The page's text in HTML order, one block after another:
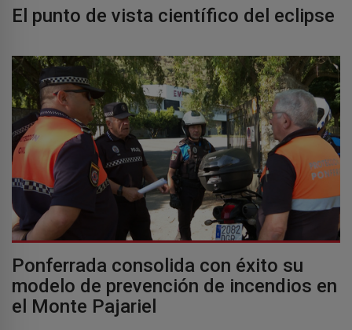
El punto de vista científico del eclipse
Ponferrada consolida con éxito su
modelo de prevención de incendios en
el Monte Pajariel